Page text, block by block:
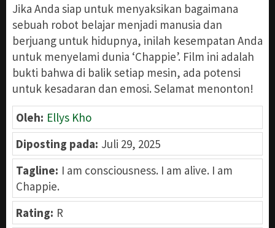
Jika Anda siap untuk menyaksikan bagaimana
sebuah robot belajar menjadi manusia dan
berjuang untuk hidupnya, inilah kesempatan Anda
untuk menyelami dunia ‘Chappie’. Film ini adalah
bukti bahwa di balik setiap mesin, ada potensi
untuk kesadaran dan emosi. Selamat menonton!
Oleh: Ellys Kho
Diposting pada: Juli 29, 2025
Tagline: I am consciousness. I am alive. I am
Chappie.
Rating: R